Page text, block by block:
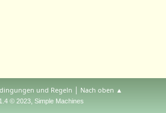
und Regeln | Nach oben ▲
© 2023, Simple Machines